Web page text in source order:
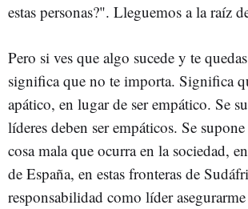
estas personas?". Lleguemos a la raíz
Pero si ves que algo sucede y te
significa que no te importa. Significa
apático, en lugar de ser empático. Se
líderes deben ser empáticos. Se
cosa mala que ocurra en la sociedad,
de España, en estas fronteras de
responsabilidad como líder